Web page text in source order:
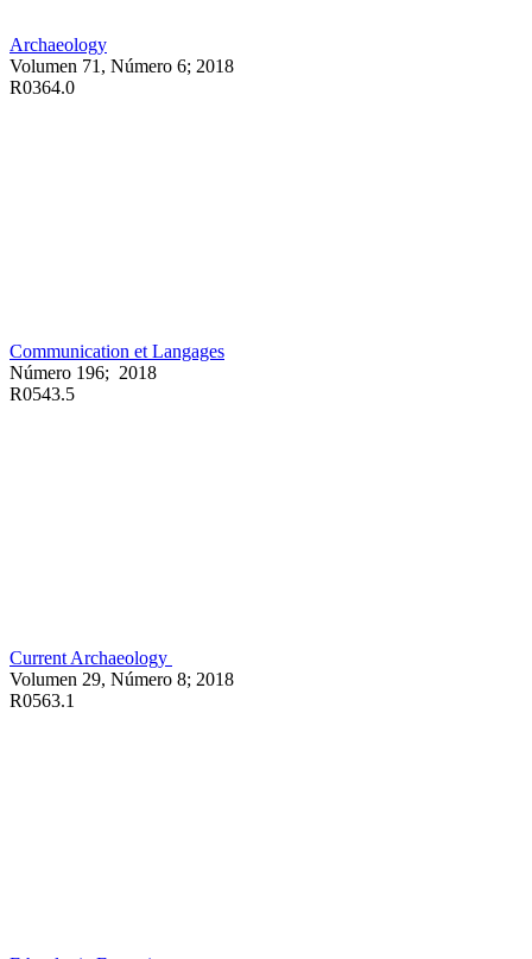
Archaeology
Volumen 71, Número 6; 2018
R0364.0
Communication et Langages
Número 196; 2018
R0543.5
Current Archaeology
Volumen 29, Número 8; 2018
R0563.1